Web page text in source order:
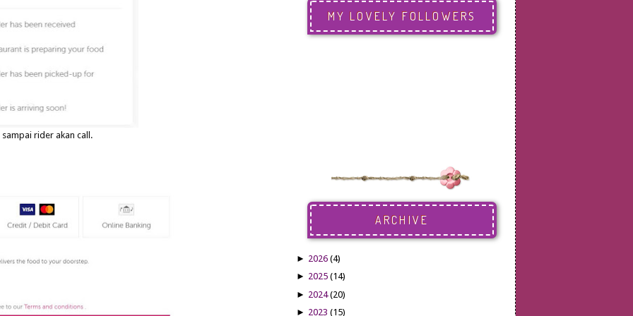
sampai rider akan call.
MY LOVELY FOLLOWERS
ARCHIVE
► 2026 (4)
► 2025 (14)
► 2024 (20)
► 2023 (15)